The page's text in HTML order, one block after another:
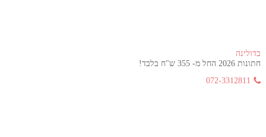
בדולינה
חתונות 2026 החל מ- 355 ש"ח בלבד!
072-3312811